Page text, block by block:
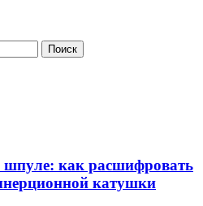
как расшифровать
катушки